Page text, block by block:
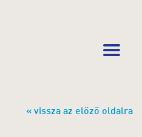
« vissza az előző oldalra